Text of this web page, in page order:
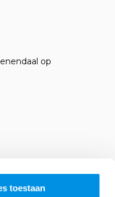
toestaan
op